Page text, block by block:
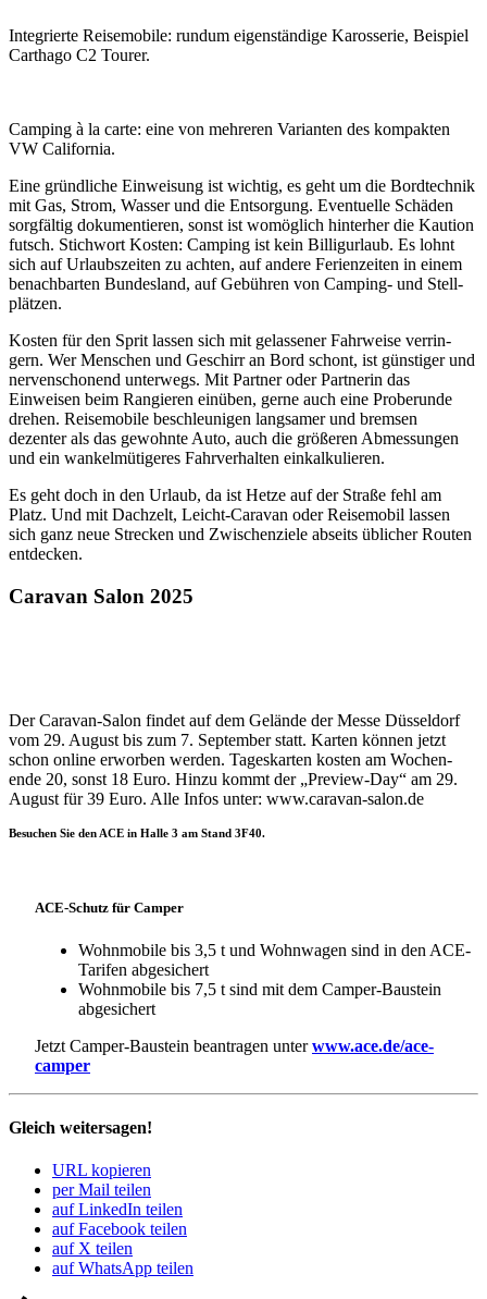
Inte­grierte Reise­mo­bile: rundum eigen­stän­dige Karos­serie, Beispiel
Carthago C2 Tourer.
Camping à la carte: eine von mehreren Vari­anten des kompakten
VW Cali­fornia.
Eine gründ­liche Einwei­sung ist wichtig, es geht um die Bord­technik
mit Gas, Strom, Wasser und die Entsor­gung. Even­tu­elle Schäden
sorg­fältig doku­men­tieren, sonst ist womög­lich hinterher die Kaution
futsch. Stich­wort Kosten: Camping ist kein Billig­ur­laub. Es lohnt
sich auf Urlaubs­zeiten zu achten, auf andere Feri­en­zeiten in einem
benach­barten Bundes­land, auf Gebühren von Camping- und Stell­
plätzen.
Kosten für den Sprit lassen sich mit gelas­sener Fahr­weise verrin­
gern. Wer Menschen und Geschirr an Bord schont, ist güns­tiger und
nerven­scho­nend unter­wegs. Mit Partner oder Part­nerin das
Einweisen beim Rangieren einüben, gerne auch eine Probe­runde
drehen. Reise­mo­bile beschleu­nigen lang­samer und bremsen
dezenter als das gewohnte Auto, auch die größeren Abmes­sungen
und ein wankel­mü­ti­geres Fahr­ver­halten einkal­ku­lieren.
Es geht doch in den Urlaub, da ist Hetze auf der Straße fehl am
Platz. Und mit Dach­zelt, Leicht-Caravan oder Reise­mobil lassen
sich ganz neue Stre­cken und Zwischen­ziele abseits übli­cher Routen
entde­cken.
Caravan Salon 2025
Der Caravan-Salon findet auf dem Gelände der Messe Düssel­dorf
vom 29. August bis zum 7. September statt. Karten können jetzt
schon online erworben werden. Tages­karten kosten am Wochen­
ende 20, sonst 18 Euro. Hinzu kommt der „Preview-Day“ am 29.
August für 39 Euro. Alle Infos unter: www.caravan-salon.de
Besu­chen Sie den ACE in Halle 3 am Stand 3F40.
ACE-Schutz für Camper
Wohn­mo­bile bis 3,5 t und Wohn­wagen sind in den ACE-
Tarifen abge­si­chert
Wohn­mo­bile bis 7,5 t sind mit dem Camper-Baustein
abge­si­chert
Jetzt Camper-Baustein bean­tragen unterwww.ace.de/ace-
camper
Gleich weitersagen!
URL kopieren
per Mail teilen
auf LinkedIn teilen
auf Facebook teilen
auf X teilen
auf WhatsApp teilen